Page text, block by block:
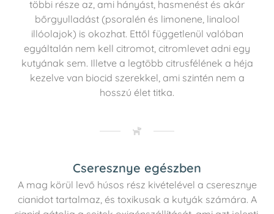
többi része az, ami hányást, hasmenést és akár
bőrgyulladást (psoralén és limonene, linalool
illóolajok) is okozhat. Ettől függetlenül valóban
egyáltalán nem kell citromot, citromlevet adni egy
kutyának sem. Illetve a legtöbb citrusfélének a héja
kezelve van biocid szerekkel, ami szintén nem a
hosszú élet titka.
Cseresznye egészben
A mag körül levő húsos rész kivételével a cseresznye
cianidot tartalmaz, és toxikusak a kutyák számára. A